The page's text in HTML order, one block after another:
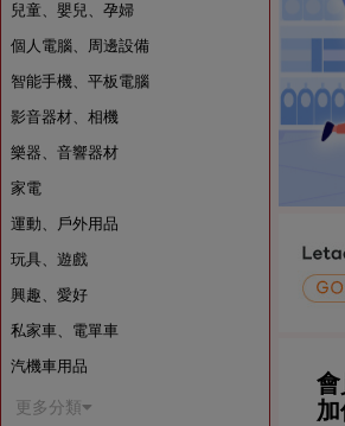
兒童、嬰兒、孕婦
個人電腦、周邊設備
智能手機、平板電腦
影音器材、相機
樂器、音響器材
家電
運動、戶外用品
玩具、遊戲
興趣、愛好
私家車、電單車
汽機車用品
更多分類